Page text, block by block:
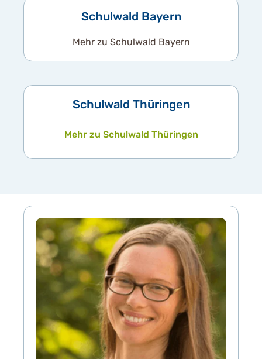
Schulwald Bayern
Mehr zu Schulwald Bayern
Schulwald Thüringen
Mehr zu Schulwald Thüringen